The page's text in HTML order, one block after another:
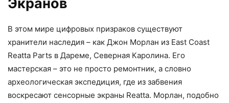
Экранов
В этом мире цифровых призраков существуют
хранители наследия – как Джон Морлан из East Coast
Reatta Parts в Дареме, Северная Каролина. Его
мастерская – это не просто ремонтник, а словно
археологическая экспедиция, где из забвения
воскресают сенсорные экраны Reatta. Морлан, подобно